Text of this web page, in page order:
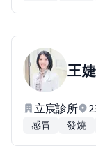
王
立宸診所
感冒 發燒